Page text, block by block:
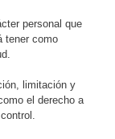
personal que
tener como
limitación y
el derecho a